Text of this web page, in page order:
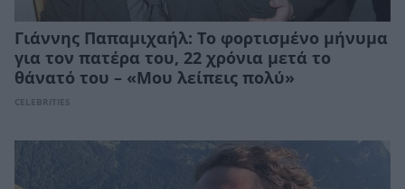
Γιάννης Παπαμιχαήλ: Το φορτισμένο μήνυμα
για τον πατέρα του, 22 χρόνια μετά το
θάνατό του – «Μου λείπεις πολύ»
CELEBRITIES